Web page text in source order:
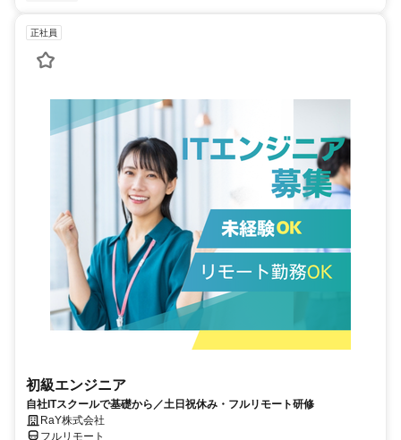
正社員
初級エンジニア
自社ITスクールで基礎から／土日祝休み・フルリモート研修
RaY株式会社
フルリモート